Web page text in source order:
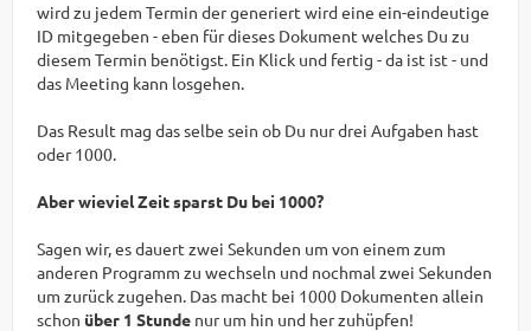
wird zu jedem Termin der generiert wird eine ein-eindeutige
ID mitgegeben - eben für dieses Dokument welches Du zu
diesem Termin benötigst. Ein Klick und fertig - da ist ist - und
das Meeting kann losgehen.
Das Result mag das selbe sein ob Du nur drei Aufgaben hast
oder 1000.
Aber wieviel Zeit sparst Du bei 1000?
Sagen wir, es dauert zwei Sekunden um von einem zum
anderen Programm zu wechseln und nochmal zwei Sekunden
um zurück zugehen. Das macht bei 1000 Dokumenten allein
schon über 1 Stunde nur um hin und her zuhüpfen!